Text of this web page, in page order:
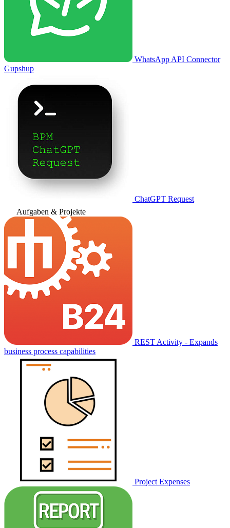
WhatsApp API Connector
Gupshup
ChatGPT Request
Aufgaben & Projekte
REST Activity - Expands
business process capabilities
Project Expenses